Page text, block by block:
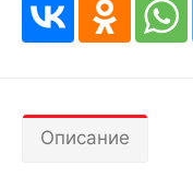
Описание